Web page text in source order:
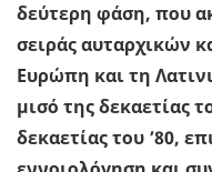
δεύτερη φάση, που
σειράς αυταρχικών
Ευρώπη και τη
μισό της δεκαετίας
δεκαετίας του ’80,